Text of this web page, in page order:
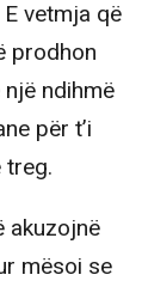
vetmja që
prodhon
ndihmë
për t’i
treg.
akuzojnë
mësoi se